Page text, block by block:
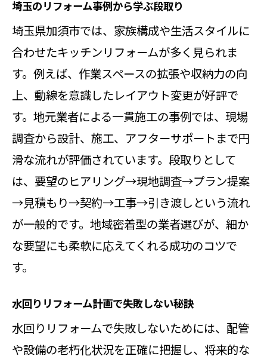
法
加須市のリフォーム費用目安と選択
肢
見積もり依頼時の注意点とチェック
項目
リフォーム業者選びと費用の関係性
補助金活用でお得にキッチンリフォーム
を実現
リフォーム補助金の種類と申請の流
れ
加須市リフォーム補助金で費用負担
ント
埼玉で使えるリフォーム支援制度を
埼玉のリフォーム事例から学ぶ段取り
埼玉県加須市では、家族構成や生活スタイルに
合わせたキッチンリフォームが多く見られま
す。例えば、作業スペースの拡張や収納力の向
上、動線を意識したレイアウト変更が好評で
す。地元業者による一貫施工の事例では、現場
調査から設計、施工、アフターサポートまで円
滑な流れが評価されています。段取りとして
は、要望のヒアリング→現地調査→プラン提案
→見積もり→契約→工事→引き渡しという流れ
が一般的です。地域密着型の業者選びが、細か
な要望にも柔軟に応えてくれる成功のコツで
す。
水回りリフォーム計画で失敗しない秘訣
水回りリフォームで失敗しないためには、配管
や設備の老朽化状況を正確に把握し、将来的な